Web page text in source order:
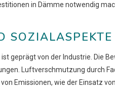
in Dämme notwendig
SOZIALASPEKTE
ist geprägt von der Industrie. Die
Luftverschmutzung durch
Emissionen, wie der Einsatz